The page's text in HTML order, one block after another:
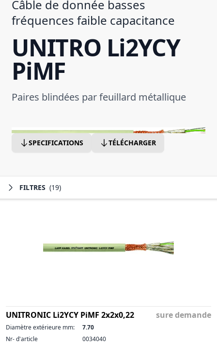
Câble de donnée basses
fréquences faible capacitance
UNITRO Li2YCY
PiMF
Paires blindées par feuillard métallique
SPECIFICATIONS TÉLÉCHARGER
FILTRES (19)
UNITRONIC Li2YCY PiMF 2x2x0,22 sure demande
Diamètre extérieure mm:
7.70
Nr- d'article
0034040